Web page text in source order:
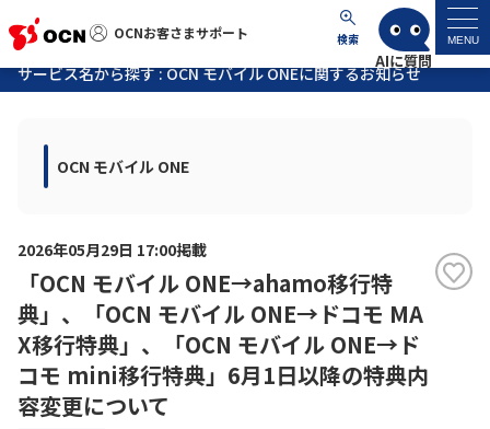
OCNお客さまサポート 検索 MENU
OCNお客さまサポート
マイページ
サポートトップ
よくあるご質問
工事・故障情報
各種ダウンロード
サービス名から探す : OCN モバイル ONEに関するお知らせ
OCN モバイル ONE
2026年05月29日 17:00掲載
「OCN モバイル ONE→ahamo移行特
典」、「OCN モバイル ONE→ドコモ MA
X移行特典」、「OCN モバイル ONE→ド
コモ mini移行特典」6月1日以降の特典内
容変更について